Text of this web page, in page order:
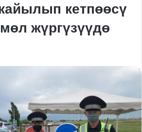
кетпөөсү
жүргүзүүдө